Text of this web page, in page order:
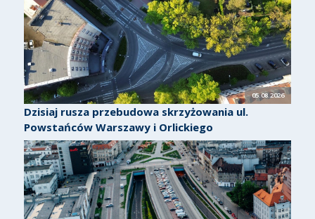
05.08.2026
Dzisiaj rusza przebudowa skrzyżowania ul.
Powstańców Warszawy i Orlickiego